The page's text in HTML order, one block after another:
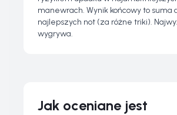
manewrach. Wynik końcowy to suma
najlepszych not (za różne triki).
wygrywa.
Jak oceniane jest